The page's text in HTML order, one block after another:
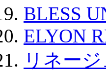
BLESS
ELYON
リネー